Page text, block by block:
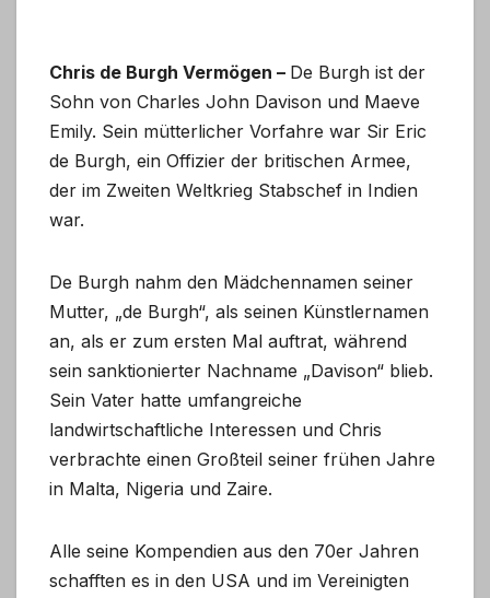
Chris de Burgh Vermögen – De Burgh ist der
Sohn von Charles John Davison und Maeve
Emily. Sein mütterlicher Vorfahre war Sir Eric
de Burgh, ein Offizier der britischen Armee,
der im Zweiten Weltkrieg Stabschef in Indien
war.
De Burgh nahm den Mädchennamen seiner
Mutter, „de Burgh“, als seinen Künstlernamen
an, als er zum ersten Mal auftrat, während
sein sanktionierter Nachname „Davison“ blieb.
Sein Vater hatte umfangreiche
landwirtschaftliche Interessen und Chris
verbrachte einen Großteil seiner frühen Jahre
in Malta, Nigeria und Zaire.
Alle seine Kompendien aus den 70er Jahren
schafften es in den USA und im Vereinigten